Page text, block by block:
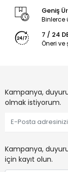
Geniş
Binlerce
7 / 24
Öneri ve
Kampanya,
olmak istiyorum.
Kampanya,
için kayıt olun.